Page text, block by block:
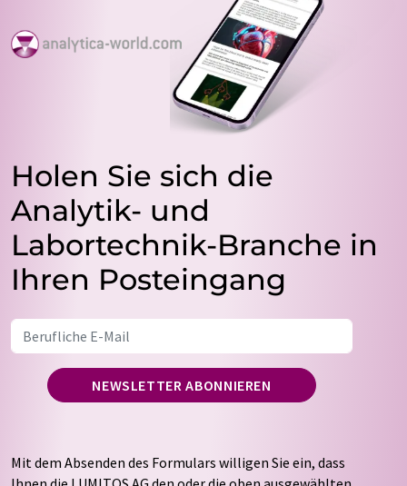
Holen Sie sich die
Analytik- und
Labortechnik-Branche in
Ihren Posteingang
NEWSLETTER ABONNIEREN
Mit dem Absenden des Formulars willigen Sie ein, dass